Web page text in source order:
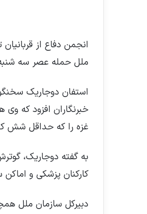
انجمن دفاع از
ملل حمله عصر سه شنبه 25 مهرماه 1402 به بیمارستان الاهلی غزه را محکوم می
استفان دوجاریک
خبرنگاران افزود که وی
غزه را که حداقل شش
به گفته دوجاریک،
کارکنان پزشکی و
دبیرکل سازمان ملل